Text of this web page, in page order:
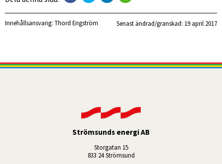
Innehållsansvarig: Thord Engström Senast ändrad/granskad: 19 april 2017
Strömsunds energi AB
Storgatan 15
833 24 Strömsund